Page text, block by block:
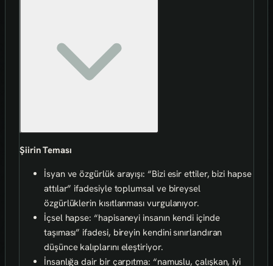
Şiirin Teması
İsyan ve özgürlük arayışı: “Bizi esir ettiler, bizi hapse
attılar” ifadesiyle toplumsal ve bireysel
özgürlüklerin kısıtlanması vurgulanıyor.
İçsel hapse: “hapisaneyi insanın kendi içinde
taşıması” ifadesi, bireyin kendini sınırlandıran
düşünce kalıplarını eleştiriyor.
İnsanlığa dair bir çarpıtma: “namuslu, çalışkan, iyi